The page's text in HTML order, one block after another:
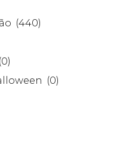
(440)
(0)
(0)